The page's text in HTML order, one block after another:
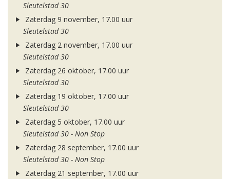
Sleutelstad 30
Zaterdag 9 november, 17.00 uur
Sleutelstad 30
Zaterdag 2 november, 17.00 uur
Sleutelstad 30
Zaterdag 26 oktober, 17.00 uur
Sleutelstad 30
Zaterdag 19 oktober, 17.00 uur
Sleutelstad 30
Zaterdag 5 oktober, 17.00 uur
Sleutelstad 30 - Non Stop
Zaterdag 28 september, 17.00 uur
Sleutelstad 30 - Non Stop
Zaterdag 21 september, 17.00 uur